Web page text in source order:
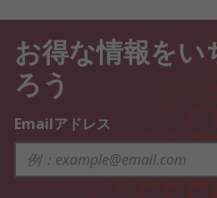
お得な情報をい
ろう
Emailアドレス